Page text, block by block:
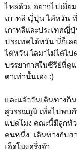
ไหล่ด้วย อยากไปเยี่ย
เกาหลี ญี่ปุ่น ไต้หวัน ที่
เกาหลีและประเทศญี่
ประเทศไต้หวัน นี่ก็เล
ไต้หวัน โลมาไม่ได้ไป
บรรยากาศในซีรีย์ที่ดู
ตาเท่านั้นเอง :)
และแล้ววันเดินทางก็
สุวรรณภูมิ เพื่อไปพบ
แปดโมง คณะนี้มีลูกทั
คนหนึ่ง เดินทางกับส
เอ็ดโมงครึ่งจ้า